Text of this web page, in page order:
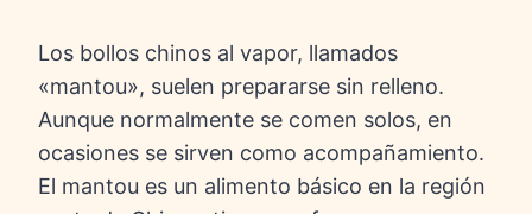
Los bollos chinos al vapor, llamados
«mantou», suelen prepararse sin relleno.
Aunque normalmente se comen solos, en
ocasiones se sirven como acompañamiento.
El mantou es un alimento básico en la región